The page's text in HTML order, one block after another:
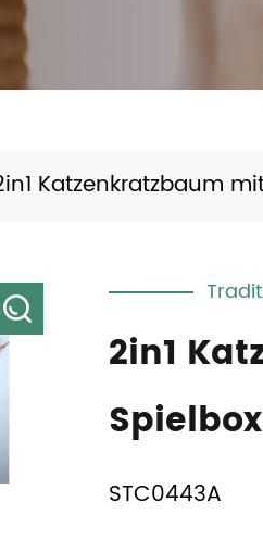
Katzenkratzbaum
2in1
Spielbox
STC0443A